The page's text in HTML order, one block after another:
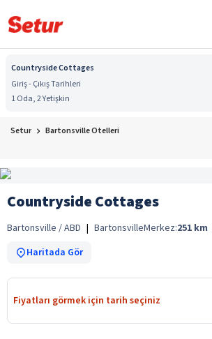
Countryside Cottages
Giriş - Çıkış Tarihleri
1 Oda, 2 Yetişkin
Setur Bartonsville Otelleri
Countryside Cottages
Bartonsville / ABD | BartonsvilleMerkez:251 km
Haritada Gör
Fiyatları görmek için tarih seçiniz